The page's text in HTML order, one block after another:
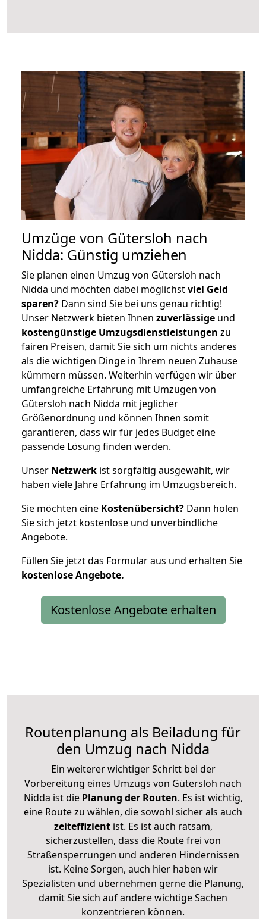
Umzüge von Gütersloh nach
Nidda: Günstig umziehen
Sie planen einen Umzug von Gütersloh nach
Nidda und möchten dabei möglichstviel Geld
sparen? Dann sind Sie bei uns genau richtig!
Unser Netzwerk bieten Ihnen zuverlässige und
kostengünstige Umzugsdienstleistungen zu
fairen Preisen, damit Sie sich um nichts anderes
als die wichtigen Dinge in Ihrem neuen Zuhause
kümmern müssen. Weiterhin verfügen wir über
umfangreiche Erfahrung mit Umzügen von
Gütersloh nach Nidda mit jeglicher
Größenordnung und können Ihnen somit
garantieren, dass wir für jedes Budget eine
passende Lösung finden werden.
Unser Netzwerk ist sorgfältig ausgewählt, wir
haben viele Jahre Erfahrung im Umzugsbereich.
Sie möchten eine Kostenübersicht? Dann holen
Sie sich jetzt kostenlose und unverbindliche
Angebote.
Füllen Sie jetzt das Formular aus und erhalten Sie
kostenloseAngebote.
Kostenlose Angebote erhalten
Routenplanung als Beiladung für
den Umzug nach Nidda
Ein weiterer wichtiger Schritt bei der
Vorbereitung eines Umzugs von Gütersloh nach
Nidda ist diePlanung der Routen. Es ist wichtig,
eine Route zu wählen, die sowohl sicher als auch
zeiteffizientist. Es ist auch ratsam,
sicherzustellen, dass die Route frei von
Straßensperrungen und anderen Hindernissen
ist. Keine Sorgen, auch hier haben wir
Spezialisten und übernehmen gerne die Planung,
damit Sie sich auf andere wichtige Sachen
konzentrieren können.